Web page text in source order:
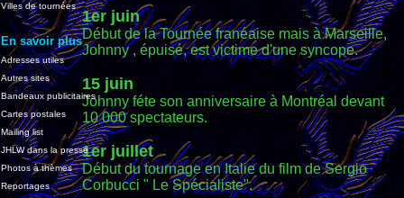
Villes de tournées
En savoir plus
Adresses utiles
Autres sites
Bandeaux publicitaires
Cartes postales
Mailing list
JHLW dans la presse
Photos à thèmes
Reportages
1er juin
Début de la Tournée franéaise mais à Marseille,
Johnny , épuisé, est victime d'une syncope.
15 juin
Johnny féte son anniversaire à Montréal devant
10 000 spectateurs.
1er juillet
Début du tournage en Italie du film de Sergio
Corbucci " Le Spécialiste".